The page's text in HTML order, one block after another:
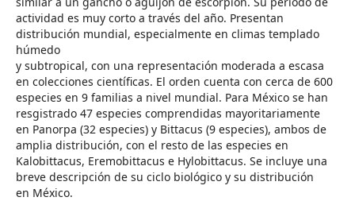
actividad es muy corto a través del año. Presentan
distribución mundial, especialmente en climas templado
húmedo
y subtropical, con una representación moderada a escasa
en colecciones científicas. El orden cuenta con cerca de 600
especies en 9 familias a nivel mundial. Para México se han
resgistrado 47 especies comprendidas mayoritariamente
en Panorpa (32 especies) y Bittacus (9 especies), ambos de
amplia distribución, con el resto de las especies en
Kalobittacus, Eremobittacus e Hylobittacus. Se incluye una
breve descripción de su ciclo biológico y su distribución
en México.